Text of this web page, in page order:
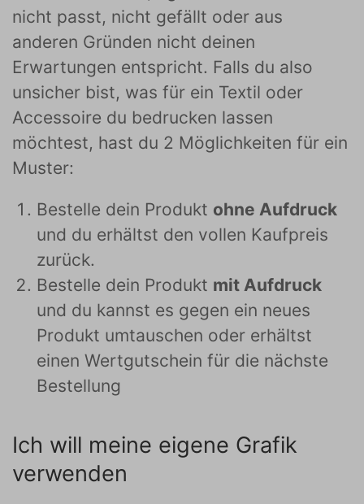
nicht passt, nicht gefällt oder aus
anderen Gründen nicht deinen
Erwartungen entspricht. Falls du also
unsicher bist, was für ein Textil oder
Accessoire du bedrucken lassen
möchtest, hast du 2 Möglichkeiten für ein
Muster:
Bestelle dein Produkt ohne Aufdruck
und du erhältst den vollen Kaufpreis
zurück.
Bestelle dein Produkt mit Aufdruck
und du kannst es gegen ein neues
Produkt umtauschen oder erhältst
einen Wertgutschein für die nächste
Bestellung
Ich will meine eigene Grafik
verwenden